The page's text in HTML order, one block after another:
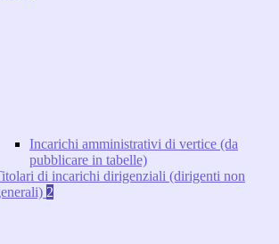
Incarichi amministrativi di vertice (da
pubblicare in tabelle)
di incarichi dirigenziali (dirigenti non
2